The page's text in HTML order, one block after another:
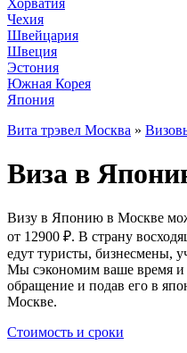
Хорватия
Чехия
Швейцария
Швеция
Эстония
Южная Корея
Япония
Вита трэвел Москва »
Виза в
Визу в Японию в Москве
от 12900 ₽. В страну
едут туристы, бизнесмены,
Мы сэкономим ваше время и
обращение и подав его в
Москве.
Стоимость и сроки